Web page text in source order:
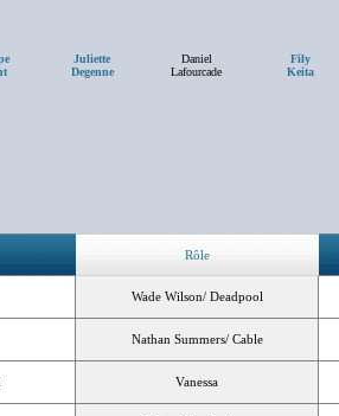
Juliette
Degenne
Daniel
Lafourcade
Fily
Keita
Rôle
Wade Wilson/ Deadpool
Nathan Summers/ Cable
Vanessa